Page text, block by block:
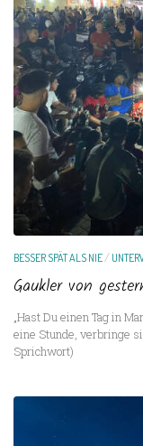
BESSER SPÄT ALS NIE/
Gaukler von
„Hast Du einen Tag in
eine Stunde, verbringe
Sprichwort)